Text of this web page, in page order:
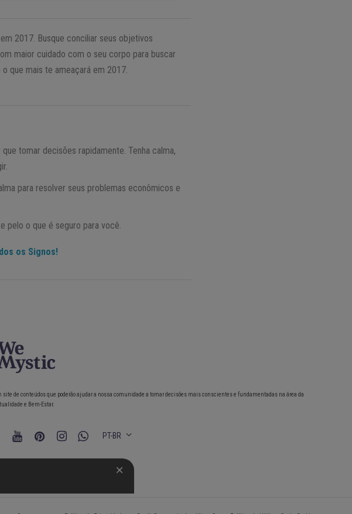
2017. Busque conciliar seus objetivos
maior cuidado com o seu corpo para buscar
que mais te ameaçará em 2017.
tomar decisões rapidamente. Tenha calma,
para resolver seus problemas econômicos e
pelo o que é seguro para você.
os Signos!
site de conteúdos que poderão ajudar a nossa comunidade a tomar decisões mais conscientes e fundamentadas na área da
e Bem-Estar.
PT-BR